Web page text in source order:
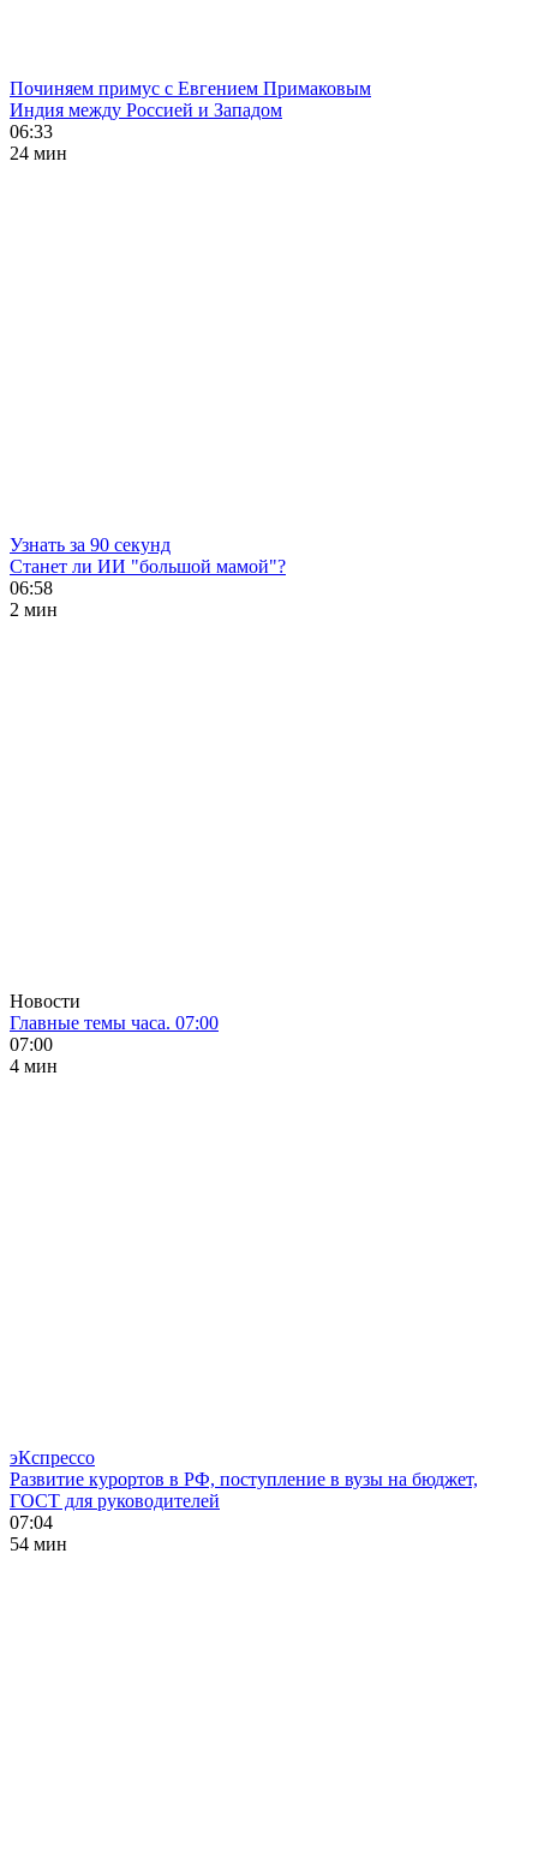
Починяем примус с Евгением Примаковым
Индия между Россией и Западом
06:33
24 мин
Узнать за 90 секунд
Станет ли ИИ "большой мамой"?
06:58
2 мин
Новости
Главные темы часа. 07:00
07:00
4 мин
эКспрессо
Развитие курортов в РФ, поступление в вузы на бюджет,
ГОСТ для руководителей
07:04
54 мин